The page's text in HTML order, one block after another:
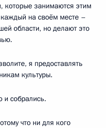
которые занимаются этим
на своём месте –
области, но делают это
я предоставлять
культуры.
и собрались.
что ни для кого